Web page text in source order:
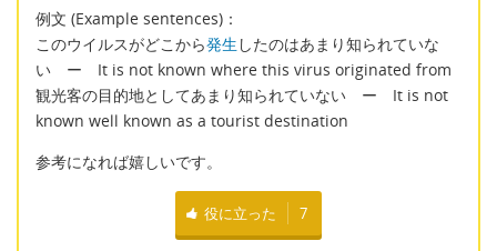
例文 (Example sentences)：
このウイルスがどこから発生 したのはあまり知られていな
い ー It is not known where this virus originated from
観光客の目的地としてあまり知られていない ー It is not
known well known as a tourist destination
参考になれば嬉しいです。
役に立った 7